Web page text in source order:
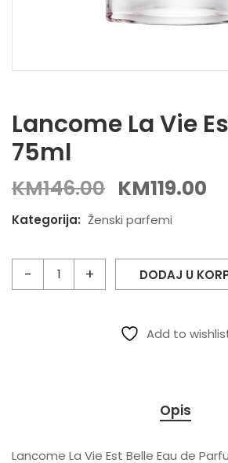
Lancome La Vie
75ml
KM146.00 KM119.00
Kategorija: Ženski parfemi
DODAJ U
Add to
Opis
Lancome La Vie Est Belle Eau de